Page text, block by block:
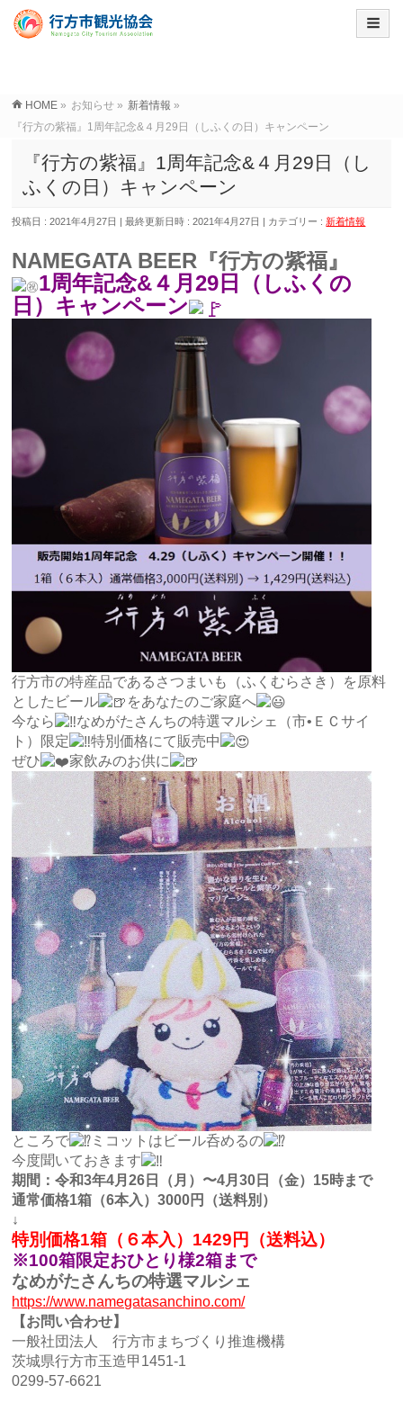
HOME » お知らせ » 新着情報 »
『行方の紫福』1周年記念&４月29日（しふくの日）キャンペーン
『行方の紫福』1周年記念&４月29日（し
ふくの日）キャンペーン
投稿日 : 2021年4月27日 最終更新日時 : 2021年4月27日 カテゴリー : 新着情報
NAMEGATA BEER『行方の紫福』
1周年記念&４月29日（しふくの
日）キャンペーン
行方市の特産品であるさつまいも（ふくむらさき）を原料
としたビール
をあなたのご家庭へ
今なら
なめがたさんちの特選マルシェ（市•ＥＣサイ
ト）限定
特別価格にて販売中
ぜひ
家飲みのお供に
ところで
ミコットはビール呑めるの
今度聞いておきます
期間：令和3年4月26日（月）〜4月30日（金）15時まで
通常価格1箱（6本入）3000円（送料別）
↓
特別価格1箱（６本入）1429円（送料込）
※100箱限定おひとり様2箱まで
なめがたさんちの特選マルシェ
https://www.namegatasanchino.com/
【お問い合わせ】
一般社団法人 行方市まちづくり推進機構
茨城県行方市玉造甲1451-1
0299-57-6621